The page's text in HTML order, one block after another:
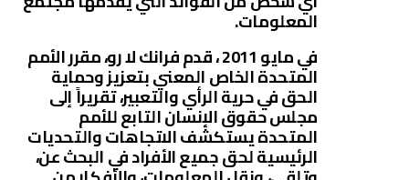
المعلومات.
في مايو 2011 ، قدم فرانك لا رو، مقرر الأمم
المتحدة الخاص المعني بتعزيز وحماية
الحق في حرية الرأي والتعبير، تقريراً إلى
مجلس حقوق الإنسان التابع للأمم
المتحدة يستكشف الاتجاهات والتحديات
الرئيسية لحق جميع الأفراد في البحث عن،